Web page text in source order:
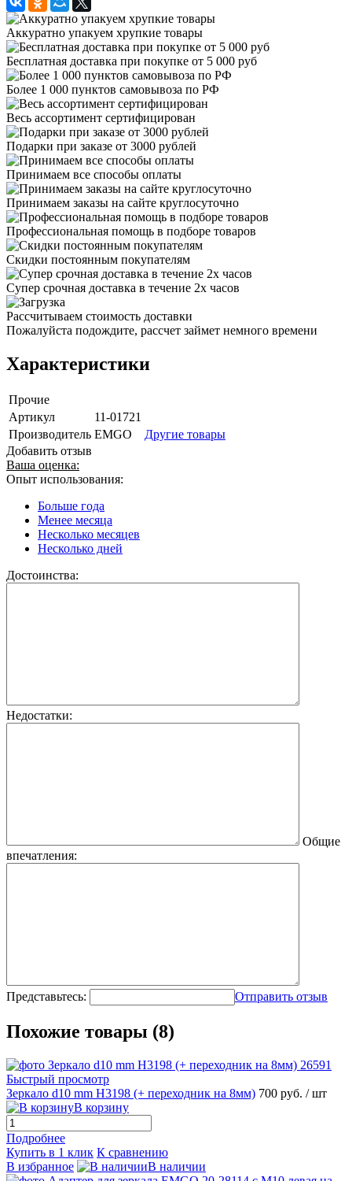
Аккуратно упакуем хрупкие товары
Бесплатная доставка при покупке от 5 000 руб
Более 1 000 пунктов самовывоза по РФ
Весь ассортимент сертифицирован
Подарки при заказе от 3000 рублей
Принимаем все способы оплаты
Принимаем заказы на сайте круглосуточно
Профессиональная помощь в подборе товаров
Скидки постоянным покупателям
Супер срочная доставка в течение 2х часов
Рассчитываем стоимость доставки
Пожалуйста подождите, рассчет займет немного времени
Характеристики
Прочие
Артикул
11-01721
Производитель EMGO
Другие товары
Добавить отзыв
Ваша оценка:
Опыт использования:
Больше года
Менее месяца
Несколько месяцев
Несколько дней
Достоинства:
Недостатки:
Общие
впечатления:
Представьтесь: Отправить отзыв
Похожие товары (8)
Быстрый просмотр
Зеркало d10 mm H3198 (+ переходник на 8мм) 700 руб. / шт
В корзину
Подробнее
Купить в 1 клик К сравнению
В избранное
В наличии